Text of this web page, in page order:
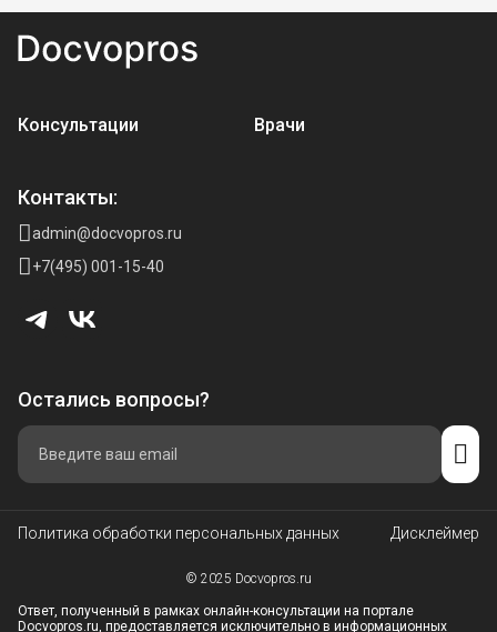
Консультации Врачи
Контакты:
admin@docvopros.ru
+7(495) 001-15-40
Остались вопросы?
Политика обработки персональных данных Дисклеймер
© 2025 Docvopros.ru
Ответ, полученный в рамках онлайн-консультации на портале
Docvopros.ru, предоставляется исключительно в информационных